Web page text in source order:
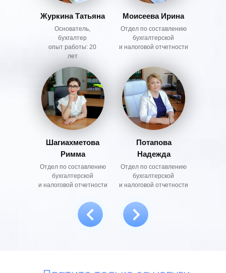
Журкина Татьяна
Основатель,
бухгалтер
опыт работы: 20
лет
Моисеева Ирина
Отдел по составлению
бухгалтерской
и налоговой отчетности
Отдел по составлению
бухгалтерской
​и налоговой отчетности
Шагиахметова
Римма
Потапова
Надежда
Отдел по составлению
бухгалтерской
​и налоговой отчетности